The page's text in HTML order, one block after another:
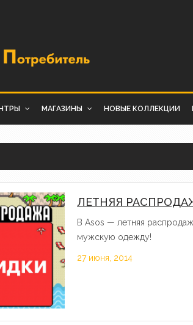
МАГАЗИНЫ НОВЫЕ КОЛЛЕКЦИИ
ЛЕТНЯЯ
В Asos — летняя
мужскую одежду!
27 июня, 2014